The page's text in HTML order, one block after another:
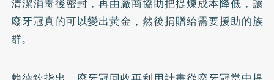
清潔消毒後密封，再由廠商協助把提煉成本降低，讓
廢牙冠真的可以變出黃金，然後捐贈給需要援助的族
群。